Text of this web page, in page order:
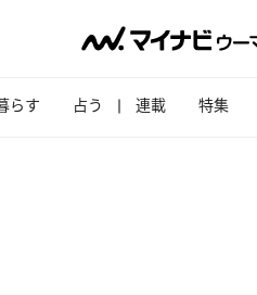
らす 占う 連載 特集